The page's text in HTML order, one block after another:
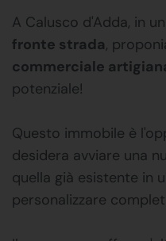
A Calusco d'Adda, in
fronte strada,
commerciale
potenziale!
Questo immobile è
desidera avviare una
quella già esistente in
personalizzare